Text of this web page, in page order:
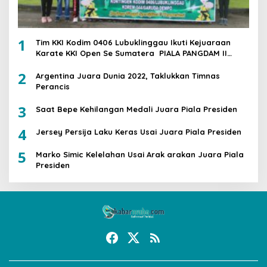
1
Tim KKI Kodim 0406 Lubuklinggau Ikuti Kejuaraan
Karate KKI Open Se Sumatera PIALA PANGDAM II
2
Argentina Juara Dunia 2022, Taklukkan Timnas
Perancis
3 Saat Bepe Kehilangan Medali Juara Piala Presiden
4 Jersey Persija Laku Keras Usai Juara Piala Presiden
5
Marko Simic Kelelahan Usai Arak arakan Juara Piala
Presiden